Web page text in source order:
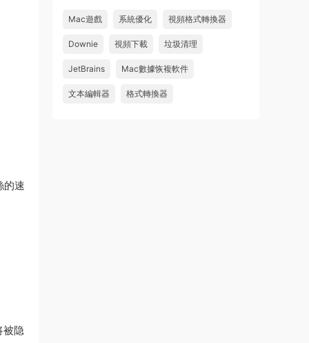
的速
被隐
u604731536624 • 2026-07-15
中文破解版
Mac遊戲 系統優化 視頻格式轉換器
Downie 視頻下載 垃圾清理
JetBrains Mac數據恢複軟件
文本編輯器 格式轉換器